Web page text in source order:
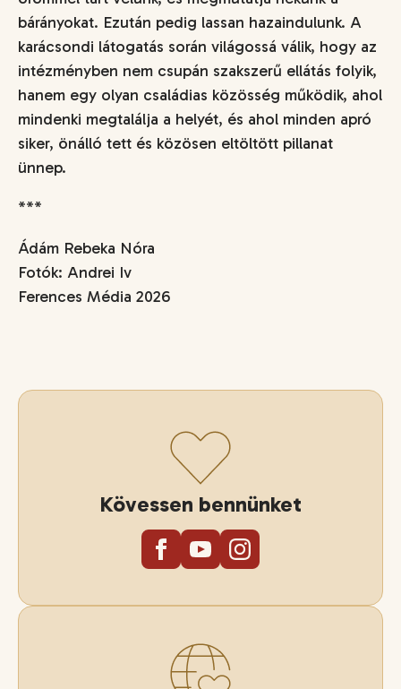
bárányokat. Ezután pedig lassan hazaindulunk. A
karácsondi látogatás során világossá válik, hogy az
intézményben nem csupán szakszerű ellátás folyik,
hanem egy olyan családias közösség működik, ahol
mindenki megtalálja a helyét, és ahol minden apró
siker, önálló tett és közösen eltöltött pillanat
ünnep.
***
Ádám Rebeka Nóra
Fotók: Andrei Iv
Ferences Média 2026
Kövessen bennünket